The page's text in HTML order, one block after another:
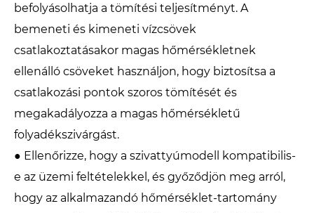
befolyásolhatja a tömítési teljesítményt. A
bemeneti és kimeneti vízcsövek
csatlakoztatásakor magas hőmérsékletnek
ellenálló csöveket használjon, hogy biztosítsa a
csatlakozási pontok szoros tömítését és
megakadályozza a magas hőmérsékletű
folyadékszivárgást.
● Ellenőrizze, hogy a szivattyúmodell kompatibilis-
e az üzemi feltételekkel, és győződjön meg arról,
hogy az alkalmazandó hőmérséklet-tartomány